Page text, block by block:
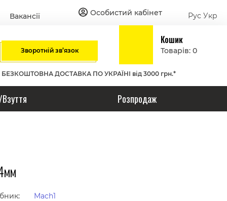
Вакансії Особистий кабінет Рус Укр
Зворотній зв’язок
Кошик
Товарів: 0
БЕЗКОШТОВНА ДОСТАВКА ПО УКРАЇНІ від 3000 грн.*
Розпродаж
Mach1